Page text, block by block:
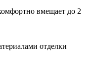
вмещает до 2
отделки